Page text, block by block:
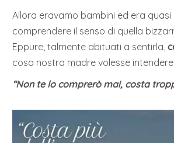
Allora eravamo bambini ed era quasi
comprendere il senso di quella
Eppure, talmente abituati a sentirla,
cosa nostra madre volesse
“Non te lo comprerò mai, costa